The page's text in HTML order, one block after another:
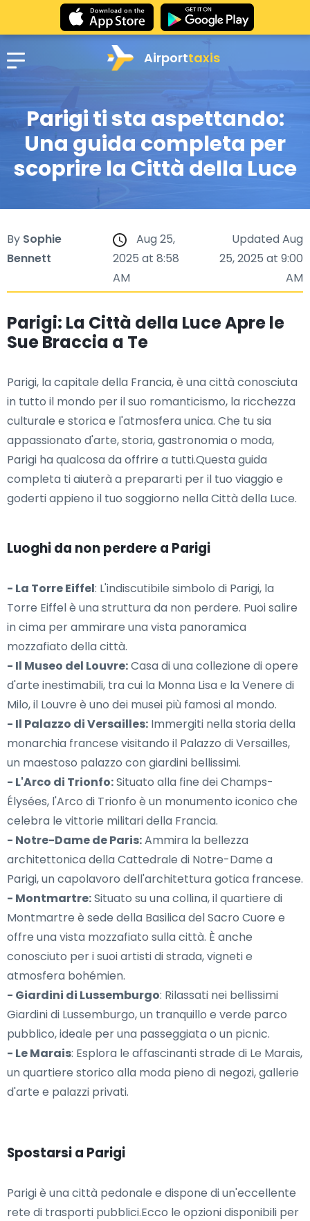
Airporttaxis
Parigi ti sta aspettando:
Una guida completa per
scoprire la Città della Luce
By Sophie
Bennett
Aug 25,
2025 at 8:58
AM
Updated Aug
25, 2025 at 9:00
AM
Parigi: La Città della Luce Apre le
Sue Braccia a Te
Parigi, la capitale della Francia, è una città conosciuta
in tutto il mondo per il suo romanticismo, la ricchezza
culturale e storica e l'atmosfera unica. Che tu sia
appassionato d'arte, storia, gastronomia o moda,
Parigi ha qualcosa da offrire a tutti.Questa guida
completa ti aiuterà a prepararti per il tuo viaggio e
goderti appieno il tuo soggiorno nella Città della Luce.
Luoghi da non perdere a Parigi
- La Torre Eiffel: L'indiscutibile simbolo di Parigi, la
Torre Eiffel è una struttura da non perdere. Puoi salire
in cima per ammirare una vista panoramica
mozzafiato della città.
- Il Museo del Louvre:Casa di una collezione di opere
d'arte inestimabili, tra cui la Monna Lisa e la Venere di
Milo, il Louvre è uno dei musei più famosi al mondo.
- Il Palazzo di Versailles: Immergiti nella storia della
monarchia francese visitando il Palazzo di Versailles,
un maestoso palazzo con giardini bellissimi.
- L'Arco di Trionfo:Situato alla fine dei Champs-
Élysées, l'Arco di Trionfo è un monumento iconico che
celebra le vittorie militari della Francia.
- Notre-Dame de Paris:Ammira la bellezza
architettonica della Cattedrale di Notre-Dame a
Parigi, un capolavoro dell'architettura gotica francese.
- Montmartre:Situato su una collina, il quartiere di
Montmartre è sede della Basilica del Sacro Cuore e
offre una vista mozzafiato sulla città. È anche
conosciuto per i suoi artisti di strada, vigneti e
atmosfera bohémien.
- Giardini di Lussemburgo: Rilassati nei bellissimi
Giardini di Lussemburgo, un tranquillo e verde parco
pubblico, ideale per una passeggiata o un picnic.
- Le Marais: Esplora le affascinanti strade di Le Marais,
un quartiere storico alla moda pieno di negozi, gallerie
d'arte e palazzi privati.
Spostarsi a Parigi
Parigi è una città pedonale e dispone di un'eccellente
rete di trasporti pubblici.Ecco le opzioni disponibili per